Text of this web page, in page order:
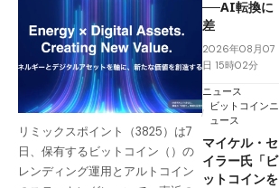
リミックスポイント（3825）は7
日、保有するビットコイン（）の
レンディング運用とアルトコイン
──AI転換に
差
2026年08月07
日 15時02分
ニュース
ビットコインニ
ュース
マイケル・セ
イラー氏「ビ
ットコインを